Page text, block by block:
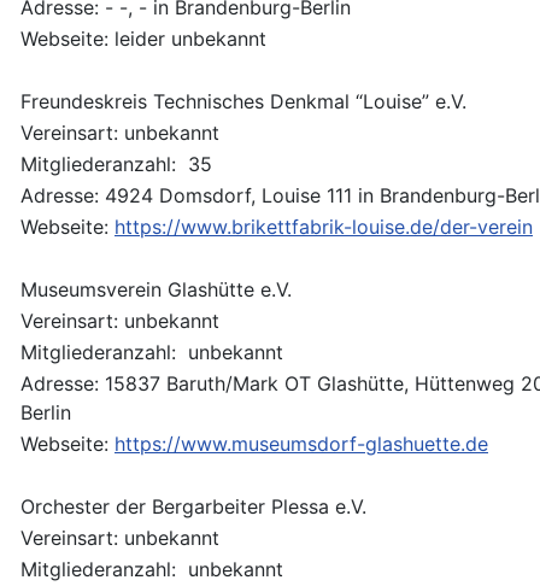
Adresse: - -, - in Brandenburg-Berlin
Webseite: leider unbekannt
Freundeskreis Technisches Denkmal “Louise” e.V.
Vereinsart: unbekannt
Mitgliederanzahl: 35
Adresse: 4924 Domsdorf, Louise 111 in Brandenburg-
Webseite: https://www.brikettfabrik-louise.de/der-verein
Museumsverein Glashütte e.V.
Vereinsart: unbekannt
Mitgliederanzahl: unbekannt
Adresse: 15837 Baruth/Mark OT Glashütte, Hüttenweg
Berlin
Webseite: https://www.museumsdorf-glashuette.de
Orchester der Bergarbeiter Plessa e.V.
Vereinsart: unbekannt
Mitgliederanzahl: unbekannt